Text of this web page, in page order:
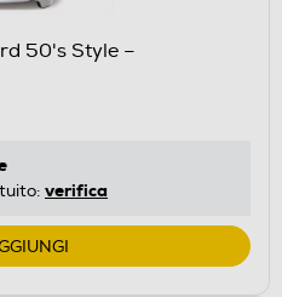
50's Style –
verifica